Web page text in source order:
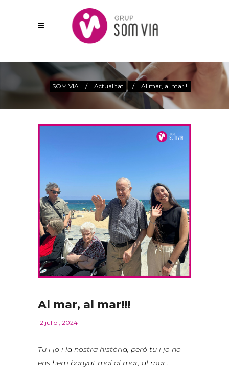
SOM VIA / Actualitat / Al mar, al mar!!!
Actualitat
Al mar, al mar!!!
12 juliol, 2024
Tu i jo i la nostra història, però tu i jo no
ens hem banyat mai al mar, al mar…